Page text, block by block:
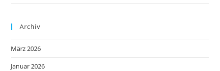
Archiv
März 2026
Januar 2026